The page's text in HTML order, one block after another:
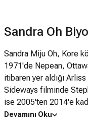
Sandra Oh
Sandra Miju Oh, Kore
1971'de Nepean,
itibaren yer aldığı
Sideways filminde
ise 2005'ten 2014'e
Grey's Anatomy
Devamını Oku